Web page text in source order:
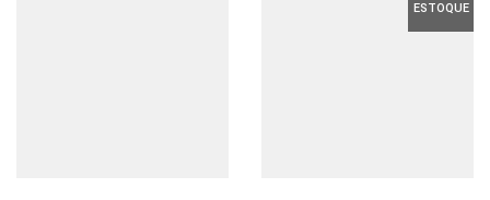
ESTOQUE